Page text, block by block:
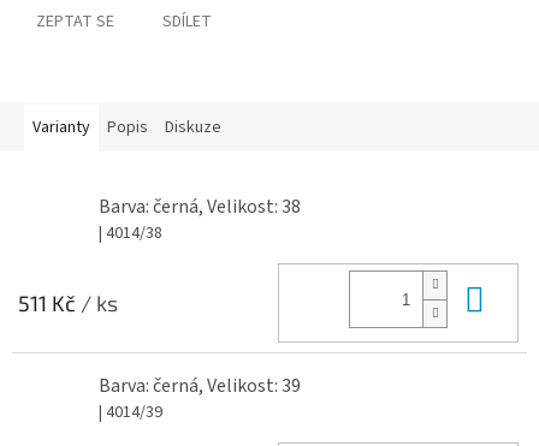
ZEPTAT SE SDÍLET
Varianty Popis Diskuze
Barva: černá, Velikost: 38
| 4014/38
511 Kč / ks
Barva: černá, Velikost: 39
| 4014/39